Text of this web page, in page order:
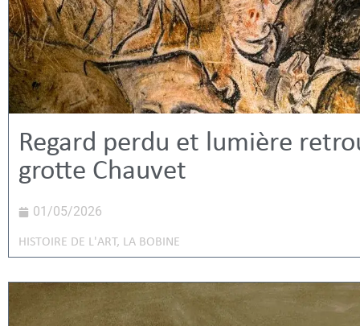
Regard perdu et lumière
grotte Chauvet
01/05/2026
HISTOIRE DE L'ART, LA BOBINE